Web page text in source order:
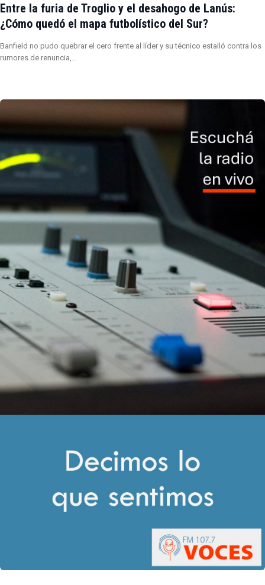
Entre la furia de Troglio y el desahogo de Lanús:
¿Cómo quedó el mapa futbolístico del Sur?
Banfield no pudo quebrar el cero frente al líder y su técnico estalló contra los
rumores de renuncia,…